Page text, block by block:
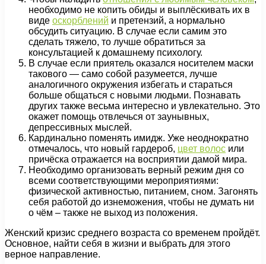
необходимо не копить обиды и выплёскивать их в
виде оскорблений и претензий, а нормально
обсудить ситуацию. В случае если самим это
сделать тяжело, то лучше обратиться за
консультацией к домашнему психологу.
В случае если приятель оказался носителем маски
такового — само собой разумеется, лучше
аналогичного окружения избегать и стараться
больше общаться с новыми людьми. Познавать
других также весьма интересно и увлекательно. Это
окажет помощь отвлечься от заунывных,
депрессивных мыслей.
Кардинально поменять имидж. Уже неоднократно
отмечалось, что новый гардероб, цвет волос или
причёска отражается на восприятии дамой мира.
Необходимо организовать верный режим дня со
всеми соответствующими мероприятиями:
физической активностью, питанием, сном. Загонять
себя работой до изнеможения, чтобы не думать ни
о чём – также не выход из положения.
Женский кризис среднего возраста со временем пройдёт.
Основное, найти себя в жизни и выбрать для этого
верное направление.